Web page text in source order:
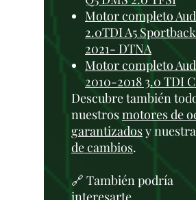
Motor completo
2.0TDI A5
2021- DTNA
Motor completo
2010-2018 3.0 TDI
Descubre también
nuestrosmotores de
garantizadosy
de cambios.
🔗 También podría
interesarte